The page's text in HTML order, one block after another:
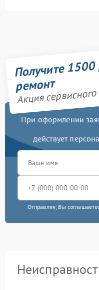
Получите
ремонт
Акция
При оформлении
действует
Отправляя, Вы